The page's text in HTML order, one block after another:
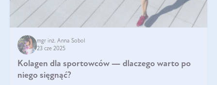
mgr inż. Anna Sobol
23 cze 2025
Kolagen dla sportowców — dlaczego warto po
niego sięgnąć?